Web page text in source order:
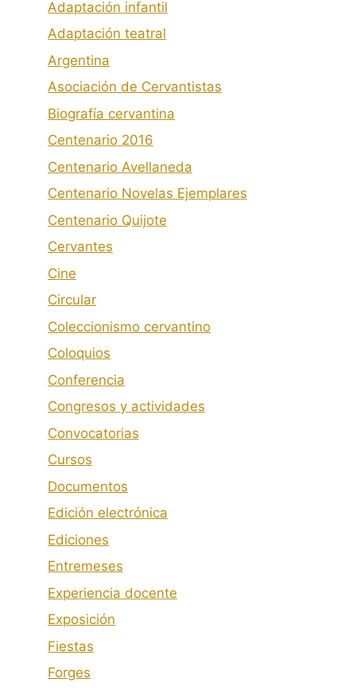
Adaptación infantil
Adaptación teatral
Argentina
Asociación de Cervantistas
Biografía cervantina
Centenario 2016
Centenario Avellaneda
Centenario Novelas Ejemplares
Centenario Quijote
Cervantes
Cine
Circular
Coleccionismo cervantino
Coloquios
Conferencia
Congresos y actividades
Convocatorias
Cursos
Documentos
Edición electrónica
Ediciones
Entremeses
Experiencia docente
Exposición
Fiestas
Forges